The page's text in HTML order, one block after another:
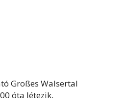
Großes Walsertal
óta létezik.